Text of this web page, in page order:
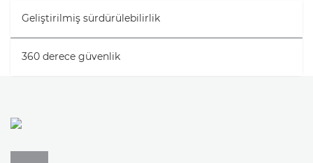
Geliştirilmiş sürdürülebilirlik
360 derece güvenlik